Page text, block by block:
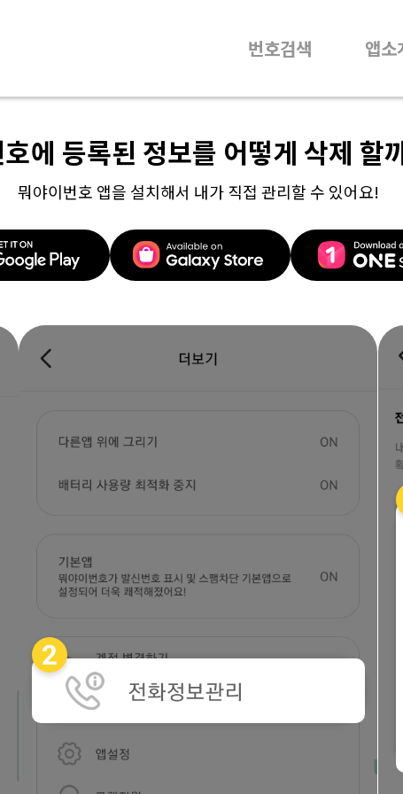
번호검색 앱소
에 등록된 정보를 어떻게 삭제 할
뭐야이번호 앱을 설치해서 내가 직접 관리할 수 있어요!